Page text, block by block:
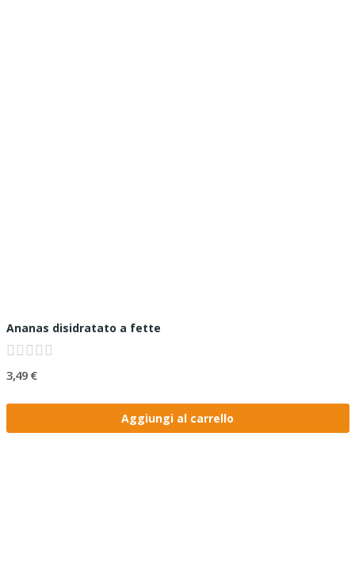
Ananas disidratato a fette
3,49 €
Aggiungi al carrello